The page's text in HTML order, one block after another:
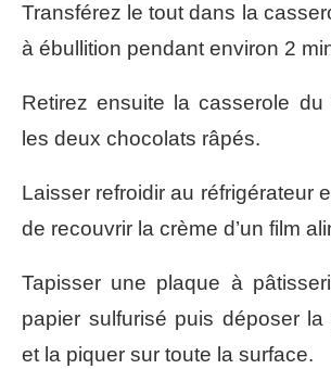
Transférez le tout dans la
à ébullition pendant environ 2
Retirez ensuite la casserole
les deux chocolats râpés.
Laisser refroidir au réfrigérateur
de recouvrir la crème d’un film
Tapisser une plaque à
papier sulfurisé puis déposer la
et la piquer sur toute la surface.